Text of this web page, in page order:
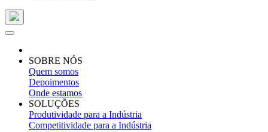
SOBRE NÓS
Quem somos
Depoimentos
Onde estamos
SOLUÇÕES
Produtividade para a Indústria
Competitividade para a Indústria